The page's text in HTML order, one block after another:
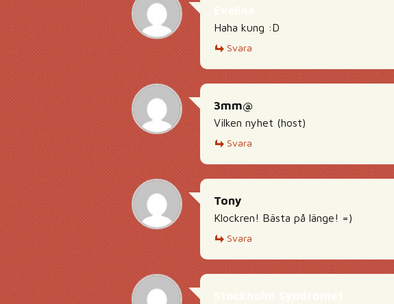
Haha kung :D
Svara
3mm@
Vilken nyhet (host)
Svara
Tony
Klockren! Bästa på länge! =)
Svara